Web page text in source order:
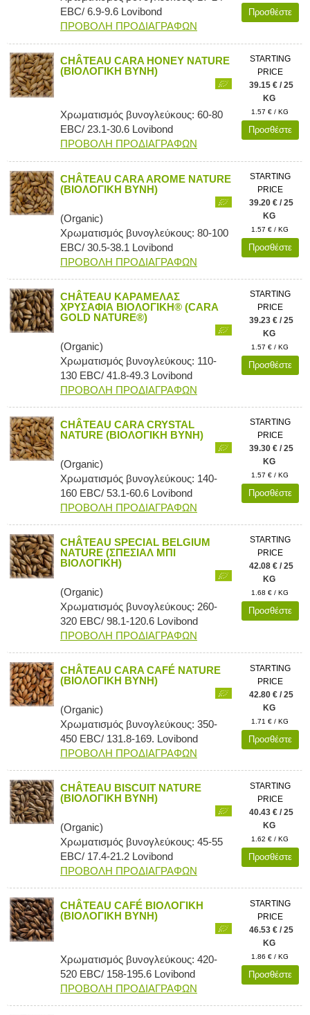
EBC/ 6.9-9.6 Lovibond
ΠΡΟΒΟΛΗ ΠΡΟΔΙΑΓΡΑΦΩΝ
Προσθέστε
CHÂTEAU CARA HONEY NATURE
(ΒΙΟΛΟΓΙΚΗ ΒΥΝΗ)
Χρωματισμός βυνογλεύκους: 60-80
EBC/ 23.1-30.6 Lovibond
ΠΡΟΒΟΛΗ ΠΡΟΔΙΑΓΡΑΦΩΝ
STARTING
PRICE
39.15 € / 25
KG
1.57 € / KG
Προσθέστε
CHÂTEAU CARA AROME NATURE
(ΒΙΟΛΟΓΙΚΗ ΒΥΝΗ)
(Organic)
Χρωματισμός βυνογλεύκους: 80-100
EBC/ 30.5-38.1 Lovibond
ΠΡΟΒΟΛΗ ΠΡΟΔΙΑΓΡΑΦΩΝ
STARTING
PRICE
39.20 € / 25
KG
1.57 € / KG
Προσθέστε
CHÂTEAU ΚΑΡΑΜΕΛΑΣ
ΧΡΥΣΑΦΙΑ ΒΙΟΛΟΓΙΚΗ® (CARA
GOLD NATURE®)
(Organic)
Χρωματισμός βυνογλεύκους: 110-
130 EBC/ 41.8-49.3 Lovibond
ΠΡΟΒΟΛΗ ΠΡΟΔΙΑΓΡΑΦΩΝ
STARTING
PRICE
39.23 € / 25
KG
1.57 € / KG
Προσθέστε
CHÂTEAU CARA CRYSTAL
NATURE (ΒΙΟΛΟΓΙΚΗ ΒΥΝΗ)
(Organic)
Χρωματισμός βυνογλεύκους: 140-
160 EBC/ 53.1-60.6 Lovibond
ΠΡΟΒΟΛΗ ΠΡΟΔΙΑΓΡΑΦΩΝ
STARTING
PRICE
39.30 € / 25
KG
1.57 € / KG
Προσθέστε
CHÂTEAU SPECIAL BELGIUM
NATURE (ΣΠΕΣΙΑΛ ΜΠΙ
ΒΙΟΛΟΓΙΚΗ)
(Organic)
Χρωματισμός βυνογλεύκους: 260-
320 EBC/ 98.1-120.6 Lovibond
ΠΡΟΒΟΛΗ ΠΡΟΔΙΑΓΡΑΦΩΝ
STARTING
PRICE
42.08 € / 25
KG
1.68 € / KG
Προσθέστε
CHÂTEAU CARA CAFÉ NATURE
(ΒΙΟΛΟΓΙΚΗ ΒΥΝΗ)
(Organic)
Χρωματισμός βυνογλεύκους: 350-
450 EBC/ 131.8-169. Lovibond
ΠΡΟΒΟΛΗ ΠΡΟΔΙΑΓΡΑΦΩΝ
STARTING
PRICE
42.80 € / 25
KG
1.71 € / KG
Προσθέστε
CHÂTEAU BISCUIT NATURE
(ΒΙΟΛΟΓΙΚΗ ΒΥΝΗ)
(Organic)
Χρωματισμός βυνογλεύκους: 45-55
EBC/ 17.4-21.2 Lovibond
ΠΡΟΒΟΛΗ ΠΡΟΔΙΑΓΡΑΦΩΝ
STARTING
PRICE
40.43 € / 25
KG
1.62 € / KG
Προσθέστε
CHÂTEAU CAFÉ ΒΙΟΛΟΓΙΚΗ
(ΒΙΟΛΟΓΙΚΗ ΒΥΝΗ)
Χρωματισμός βυνογλεύκους: 420-
520 EBC/ 158-195.6 Lovibond
ΠΡΟΒΟΛΗ ΠΡΟΔΙΑΓΡΑΦΩΝ
STARTING
PRICE
46.53 € / 25
KG
1.86 € / KG
Προσθέστε